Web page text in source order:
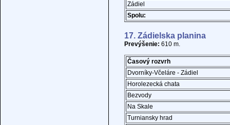
Zádiel
Spolu:
17. Zádielska planina
Prevýšenie: 610 m.
Časový rozvrh
Dvorníky-Včeláre - Zádiel
Horolezecká chata
Bezvody
Na Skale
Turniansky hrad